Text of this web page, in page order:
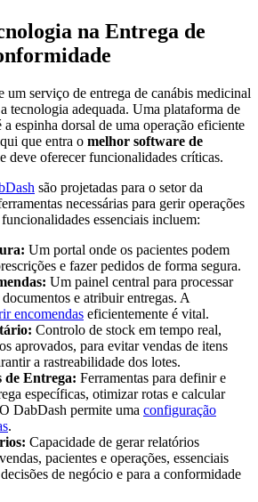
na Entrega de
um serviço de entrega de canábis medicinal
tecnologia adequada. Uma plataforma de
espinha dorsal de uma operação eficiente
que entra o melhor software de
deve oferecer funcionalidades críticas.
são projetadas para o setor da
necessárias para gerir operações
essenciais incluem:
Um portal onde os pacientes podem
e fazer pedidos de forma segura.
Um painel central para processar
e atribuir entregas. A
encomendas eficientemente é vital.
Controlo de stock em tempo real,
aprovados, para evitar vendas de itens
a rastreabilidade dos lotes.
de Entrega: Ferramentas para definir e
específicas, otimizar rotas e calcular
DabDash permite uma configuração
.
Capacidade de gerar relatórios
pacientes e operações, essenciais
de negócio e para a conformidade